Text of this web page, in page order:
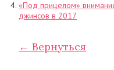
«Под прицелом»
джинсов в 2017
← Вернуться